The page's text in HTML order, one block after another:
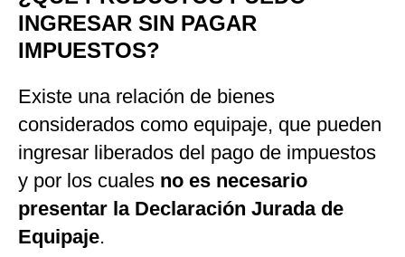
INGRESAR SIN PAGAR
IMPUESTOS?
Existe una relación de bienes
considerados como equipaje, que pueden
ingresar liberados del pago de impuestos
y por los cuales no es necesario
presentar la Declaración Jurada de
Equipaje.